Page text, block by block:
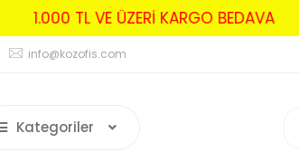
1.000 TL VE ÜZERİ KARGO BEDAVA
info@kozofis.com
Kategoriler